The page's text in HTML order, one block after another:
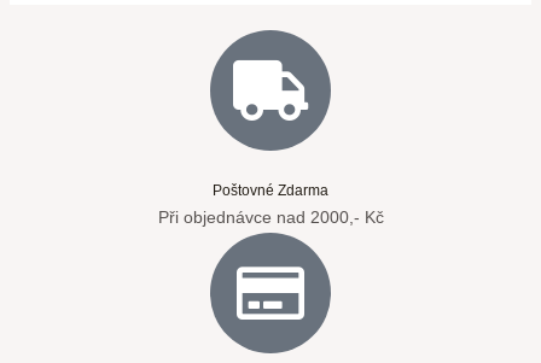
Poštovné Zdarma
Při objednávce nad 2000,- Kč